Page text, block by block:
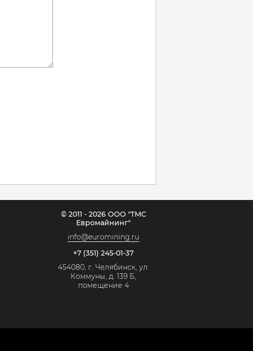
© 2011 - 2026 ООО "ТМС
Евромайнинг"
info@euromining.ru
+7 (351) 245-01-37
454080, г. Челябинск, ул.
Коммуны, д. 139 Б,
помещение 4